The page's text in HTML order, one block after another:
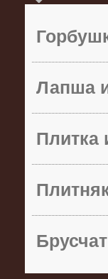
Лапша
Плитка